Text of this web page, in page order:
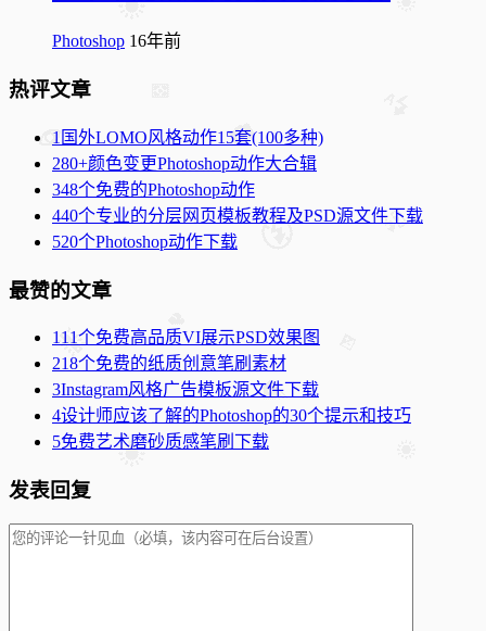
Photoshop 16年前
热评文章
1 国外LOMO风格动作15套(100多种)
280+颜色变更Photoshop动作大合辑
348个免费的Photoshop动作
440个专业的分层网页模板教程及PSD源文件下载
520个Photoshop动作下载
最赞的文章
1 11个免费高品质VI展示PSD效果图
218个免费的纸质创意笔刷素材
3Instagram风格广告模板源文件下载
4设计师应该了解的Photoshop的30个提示和技巧
5免费艺术磨砂质感笔刷下载
发表回复